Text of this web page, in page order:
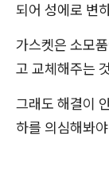
되어 성에로 변
가스켓은 소모
고 교체해주는
그래도 해결이
하를 의심해봐